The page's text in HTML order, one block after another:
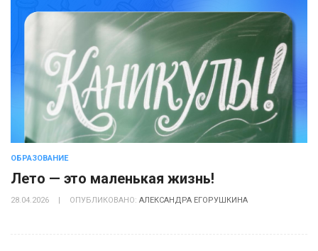
ОБРАЗОВАНИЕ
Лето — это маленькая жизнь!
28.04.2026 | ОПУБЛИКОВАНО: АЛЕКСАНДРА ЕГОРУШКИНА